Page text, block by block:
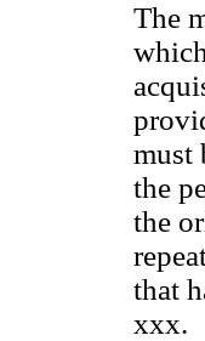
The
must
the
the
that
xxx.